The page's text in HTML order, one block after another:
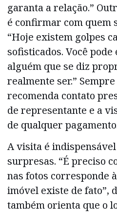
garanta a relação.”
é confirmar com quem
“Hoje existem golpes
sofisticados. Você
alguém que se diz
realmente ser.”
recomenda contato
de representante e a
de qualquer
A visita é
surpresas. “É preciso
nas fotos corresponde
imóvel existe de fato”,
também orienta que o